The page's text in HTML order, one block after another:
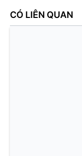
CÓ LIÊN QUAN